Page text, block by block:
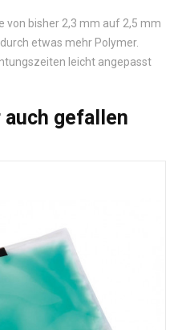
von bisher 2,3 mm auf 2,5 mm
etwas mehr Polymer.
leicht angepasst
auch gefallen